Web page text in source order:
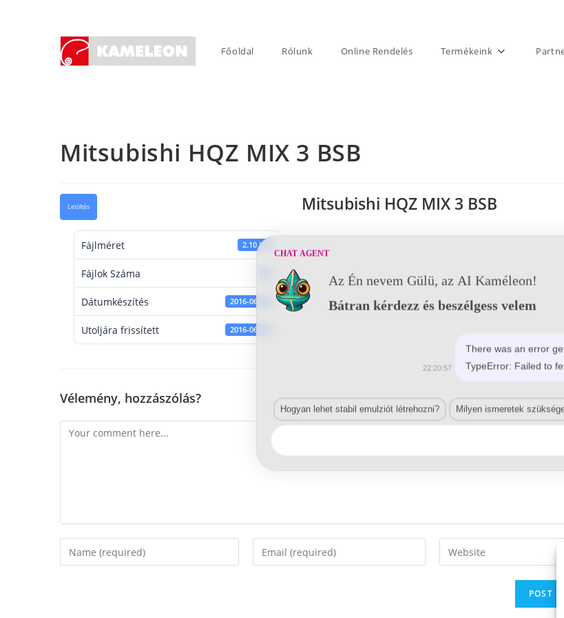
Főoldal Rólunk Online Rendelés Termékeink
Mitsubishi HQZ MIX 3 BSB
Letöltés
Fájlméret 2.10 KB
Fájlok Száma
Dátumkészítés 2016-06-14
Utoljára frissített 2016-06-14
Mitsubishi HQZ MIX 3 BSB
Vélemény, hozzászólás?
Comment
Enter
your
Enter
your
Enter
your
CHAT AGENT
Az Én nevem Gülü, az AI Kaméleon!
Bátran kérdezz és beszélgess velem
There was an error
TypeError: Failed to
22:20:57
Hogyan lehet stabil emulziót létrehozni? Milyen ismeretek